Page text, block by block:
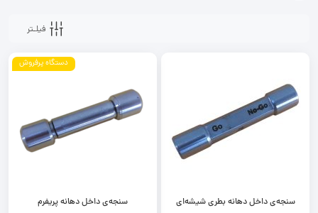
فیلـتر
سنجه‌ی داخل دهانه بطری شیشه‌ای
دستگاه پرفروش
سنجه‌ی داخل دهانه پریفرم